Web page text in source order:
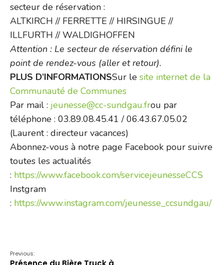
secteur de réservation :
ALTKIRCH // FERRETTE // HIRSINGUE //
ILLFURTH // WALDIGHOFFEN
Attention : Le secteur de réservation défini le
point de rendez-vous (aller et retour).
PLUS D’INFORMATIONSSur le site internet de la
Communauté de Communes
Par mail : jeunesse@cc-sundgau.frou par
téléphone : 03.89.08.45.41 / 06.43.67.05.02
(Laurent : directeur vacances)
Abonnez-vous à notre page Facebook pour suivre
toutes les actualités
: https://www.facebook.com/servicejeunesseCCS
Instgram
: https://www.instagram.com/jeunesse_ccsundgau/
Previous: